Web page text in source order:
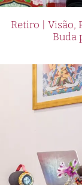
Retiro | Visão,
Buda